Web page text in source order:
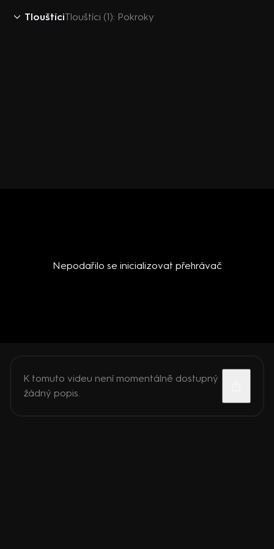
TlouštíciTlouštíci (1): Pokroky
Nepodařilo se inicializovat přehrávač
K tomuto videu není momentálně dostupný
žádný popis.